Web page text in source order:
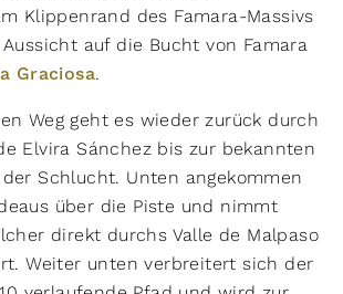
Klippenrand des Famara-Massivs
auf die Bucht von Famara
Graciosa.
Weg geht es wieder zurück durch
Elvira Sánchez bis zur bekannten
Schlucht. Unten angekommen
über die Piste und nimmt
direkt durchs Valle de Malpaso
Weiter unten verbreitert sich der